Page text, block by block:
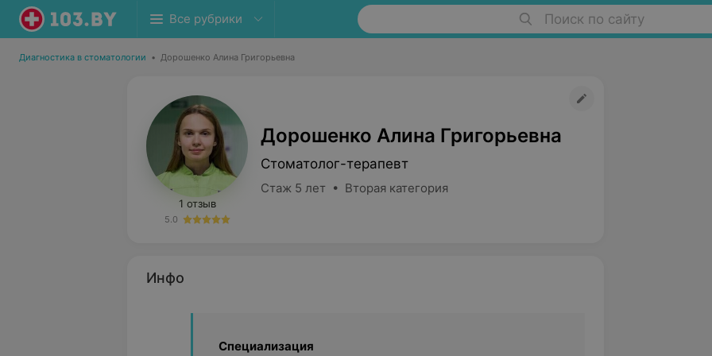
Все рубрики Поиск по сайту
Диагностика в стоматологии • Дорошенко Алина Григорьевна
1 отзыв
5.0
Дорошенко Алина Григорьевна
Стоматолог-терапевт
Стаж 5 лет • Вторая категория
Инфо
Специализация